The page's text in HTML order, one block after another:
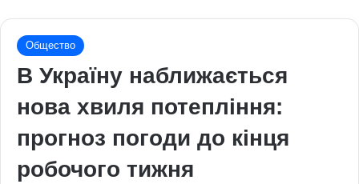
Общество
В Україну наближається
нова хвиля потепління:
прогноз погоди до кінця
робочого тижня